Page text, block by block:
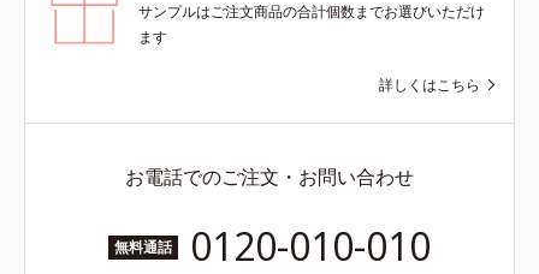
サンプルはご注文商品の合計個数までお選びいただけ
ます
詳しくはこちら
お電話でのご注文・お問い合わせ
無料通話 0120-010-010